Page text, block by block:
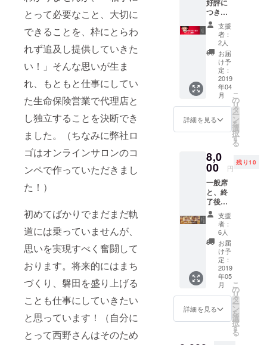
とって必要なこと、大切に
できることを、枠にとらわ
れず追及し提供していきた
い！」そんな思いが生ま
れ、もともと仕事にしてい
た生命保険営業で代理店と
し独立することを決断でき
ました。（ちなみに弊社ロ
ゴはオンラインサロンのコ
ンペで作っていただきまし
た！）
初めてばかりでまだまだ軌
道には乗っていませんが、
思いを実現すべく奮闘して
おります。将来的にはまち
づくり、磐田を盛り上げる
ことも仕事にしていきたい
と思っています！（自分に
とって西野さんはそのため
う！ ※
スタッ
フ内容
につい
て 前日
準備：
18:00～
20:00
当日：
10:00～
夜まで
無理の
ない範
囲大丈
夫で
す。上
記以外
でもチ
ケット
の拡散
や、当
日の設
営の内
容打ち
合わせ
なども
是非手
伝って
好評に
つき追
加いた
しまし
た！】
講演会
を盛り
上げる
設営ス
タッフ
になれ
ます！
講演会
ももち
ろん見
す！終
了後
は、懇
親会で
は西野
さんを
ネタに
盛り上
がりま
しょ
う！ ※
スタッ
フ内容
につい
て 前日
準備：
5/2
18:00～
支援
者：
2人
お届
け予
定：
2019
年04
月
詳細を見る
こ
の
リ
タ
ー
ン
を
選
択
す
る
8,0
00 円
残り10
一般席
と、終
了後に
行うス
タッフ
懇親会
に参加
できま
す！
（西野
さんは
参加で
きませ
ん）
支援
者：
6人
お届
け予
定：
2019
年05
月
詳細を見る
こ
の
リ
タ
ー
ン
を
選
択
す
る